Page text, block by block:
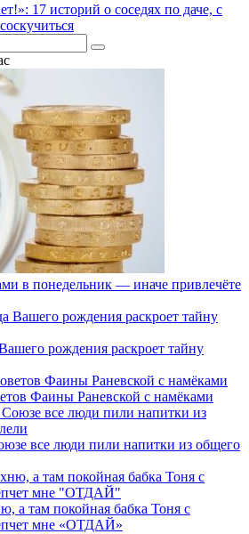
17 историй о соседях по даче, с
в понедельник — иначе привлечёте
рождения раскроет тайну
Фаины Раневской с намёками
все люди пили напитки из общего
а там покойная бабка Тоня с
мне «ОТДАЙ»